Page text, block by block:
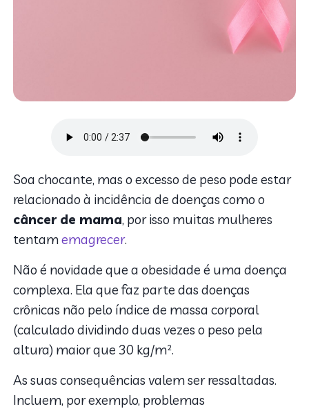
Soa chocante, mas o excesso de peso pode estar
relacionado à incidência de doenças como o
câncer de mama, por isso muitas mulheres
tentamemagrecer.
Não é novidade que a obesidade é uma doença
complexa. Ela que faz parte das doenças
crônicas não pelo índice de massa corporal
(calculado dividindo duas vezes o peso pela
altura) maior que 30 kg/m².
As suas consequências valem ser ressaltadas.
Incluem, por exemplo, problemas